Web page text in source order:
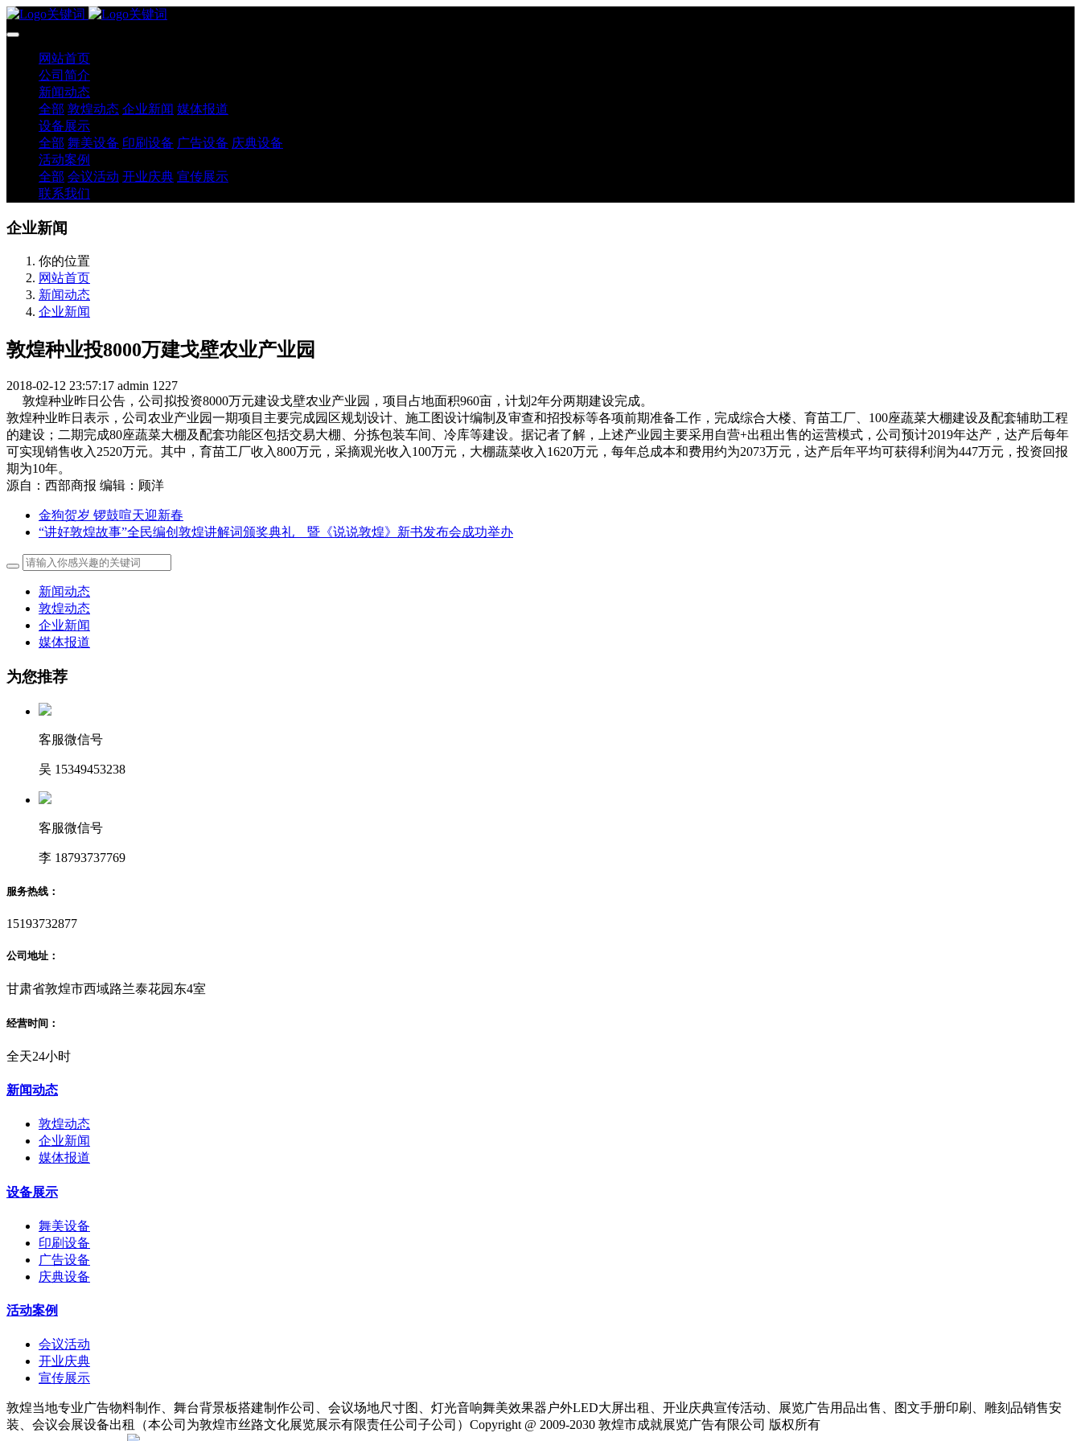
网站首页
公司简介
新闻动态
全部 敦煌动态 企业新闻 媒体报道
设备展示
全部 舞美设备 印刷设备 广告设备 庆典设备
活动案例
全部 会议活动 开业庆典 宣传展示
联系我们
企业新闻
你的位置
网站首页
新闻动态
企业新闻
敦煌种业投8000万建戈壁农业产业园
2018-02-12 23:57:17 admin 1227
敦煌种业昨日公告，公司拟投资8000万元建设戈壁农业产业园，项目占地面积960亩，计划2年分两期建设完成。
敦煌种业昨日表示，公司农业产业园一期项目主要完成园区规划设计、施工图设计编制及审查和招投标等各项前期准备工作，完成综合大楼、育苗工厂、100座蔬菜大棚建设及配套辅助工程
的建设；二期完成80座蔬菜大棚及配套功能区包括交易大棚、分拣包装车间、冷库等建设。据记者了解，上述产业园主要采用自营+出租出售的运营模式，公司预计2019年达产，达产后每年
可实现销售收入2520万元。其中，育苗工厂收入800万元，采摘观光收入100万元，大棚蔬菜收入1620万元，每年总成本和费用约为2073万元，达产后年平均可获得利润为447万元，投资回报
期为10年。
源自：西部商报 编辑：顾洋
金狗贺岁 锣鼓喧天迎新春
“讲好敦煌故事”全民编创敦煌讲解词颁奖典礼 暨《说说敦煌》新书发布会成功举办
新闻动态
敦煌动态
企业新闻
媒体报道
为您推荐
客服微信号
吴 15349453238
客服微信号
李 18793737769
服务热线：
15193732877
公司地址：
甘肃省敦煌市西域路兰泰花园东4室
经营时间：
全天24小时
新闻动态
敦煌动态
企业新闻
媒体报道
设备展示
舞美设备
印刷设备
广告设备
庆典设备
活动案例
会议活动
开业庆典
宣传展示
敦煌当地专业广告物料制作、舞台背景板搭建制作公司、会议场地尺寸图、灯光音响舞美效果器户外LED大屏出租、开业庆典宣传活动、展览广告用品出售、图文手册印刷、雕刻品销售安
装、会议会展设备出租（本公司为敦煌市丝路文化展览展示有限责任公司子公司）Copyright @ 2009-2030 敦煌市成就展览广告有限公司 版权所有